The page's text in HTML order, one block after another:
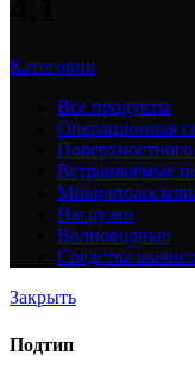
Категории
Все продукты
Операционная
Встраиваемые
Нагрузки
Волноводные
Средства
Закрыть
Подтип